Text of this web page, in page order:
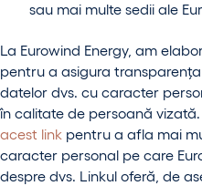
sau mai multe sedii ale
La Eurowind Energy, am
pentru a asigura
datelor dvs. cu caracter
în calitate de persoană
acest link pentru a afla mai
caracter personal pe care
despre dvs. Linkul oferă, de